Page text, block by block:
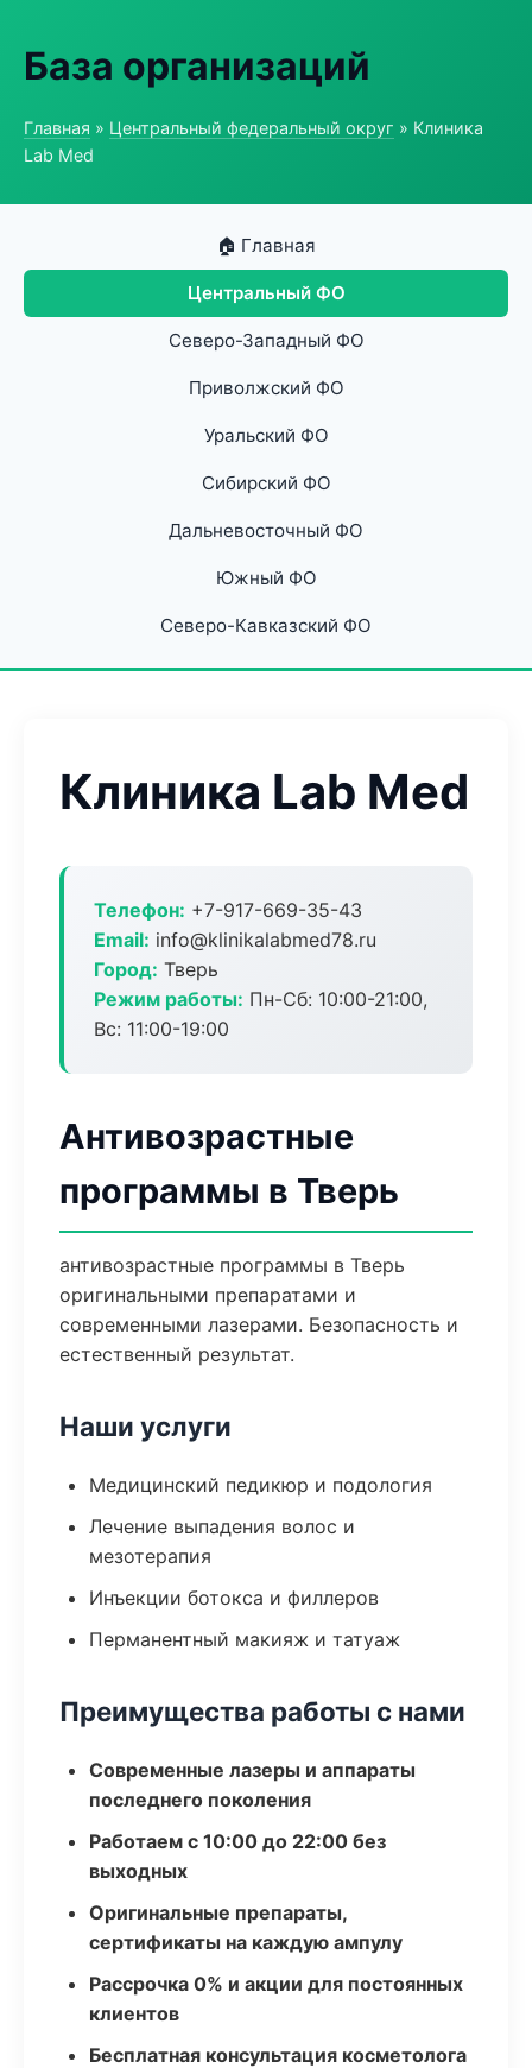
База организаций
Главная » Центральный федеральный округ » Клиника
Lab Med
🏠 Главная
Центральный ФО
Северо-Западный ФО
Приволжский ФО
Уральский ФО
Сибирский ФО
Дальневосточный ФО
Южный ФО
Северо-Кавказский ФО
Клиника Lab Med
Телефон: +7-917-669-35-43
Email: info@klinikalabmed78.ru
Город: Тверь
Режим работы: Пн-Сб: 10:00-21:00,
Вс: 11:00-19:00
Антивозрастные
программы в Тверь
антивозрастные программы в Тверь
оригинальными препаратами и
современными лазерами. Безопасность и
естественный результат.
Наши услуги
Медицинский педикюр и подология
Лечение выпадения волос и
мезотерапия
Инъекции ботокса и филлеров
Перманентный макияж и татуаж
Преимущества работы с нами
Современные лазеры и аппараты
последнего поколения
Работаем с 10:00 до 22:00 без
выходных
Оригинальные препараты,
сертификаты на каждую ампулу
Рассрочка 0% и акции для постоянных
клиентов
Бесплатная консультация косметолога